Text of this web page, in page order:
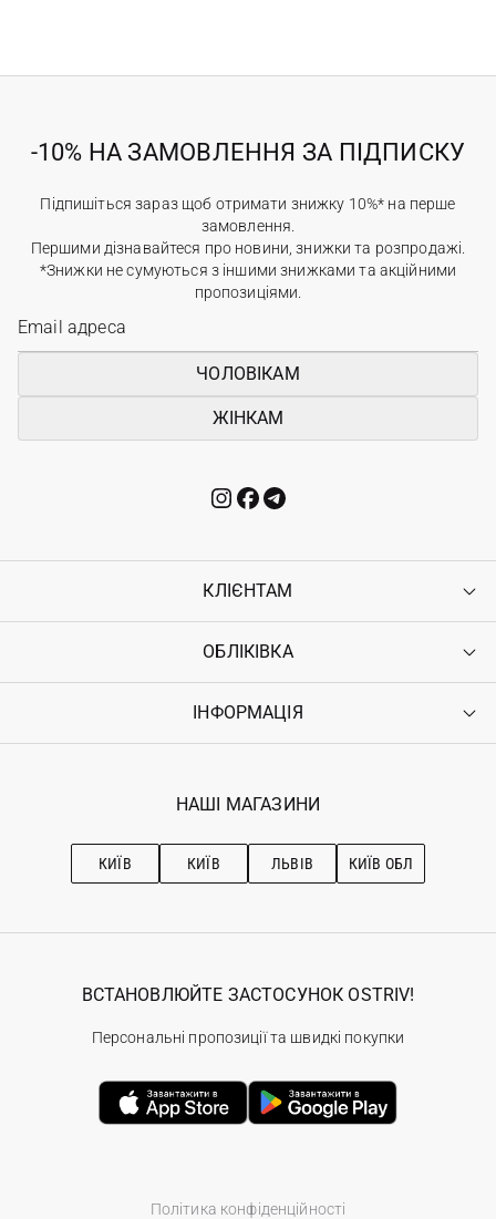
-10% НА ЗАМОВЛЕННЯ ЗА ПІДПИСКУ
Підпишіться зараз щоб отримати знижку 10%* на перше
замовлення.
Першими дізнавайтеся про новини, знижки та розпродажі.
*Знижки не сумуються з іншими знижками та акційними
пропозиціями.
ЧОЛОВІКАМ
ЖІНКАМ
КЛІЄНТАМ
Контакти
Повернення
Гарантія
ОБЛІКІВКА
Увійти
Ostriv Club+
ІНФОРМАЦІЯ
Наші магазини
Рекомендації з догляду
НАШІ МАГАЗИНИ
КИЇВ КИЇВ ЛЬВІВ КИЇВ ОБЛ
Політика конфіденційності
ВСТАНОВЛЮЙТЕ ЗАСТОСУНОК OSTRIV!
Персональні пропозиції та швидкі покупки